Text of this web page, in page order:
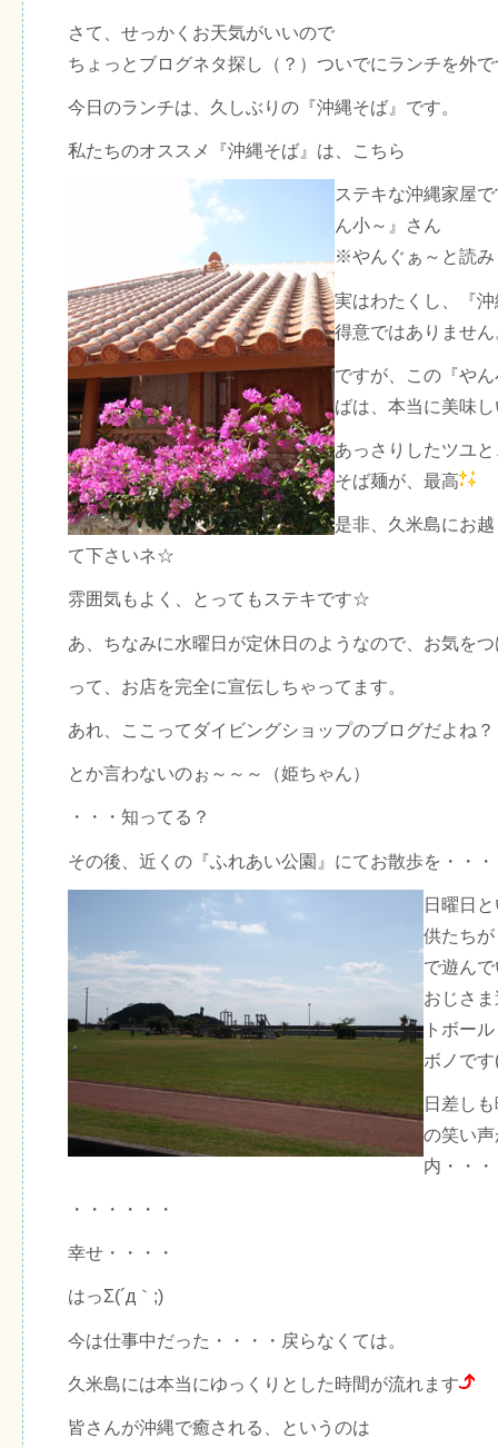
さて、せっかくお天気がいいので
ちょっとブログネタ探し（？）ついでにランチを外
今日のランチは、久しぶりの『沖縄そば』です。
私たちのオススメ『沖縄そば』は、こちら
ステキな沖縄家屋
ん小～』さん
※やんぐぁ～と読み
実はわたくし、『
得意ではありません
ですが、この『や
ばは、本当に美味
あっさりしたツユ
そば麺が、最高
是非、久米島にお
て下さいネ☆
雰囲気もよく、とってもステキです☆
あ、ちなみに水曜日が定休日のようなので、お気を
って、お店を完全に宣伝しちゃってます。
あれ、ここってダイビングショップのブログだよね？
とか言わないのぉ～～～（姫ちゃん）
・・・知ってる？
その後、近くの『ふれあい公園』にてお散歩を・・・
日曜日
供たち
で遊ん
おじさ
トボー
ボノです
日差し
の笑い
内・・・
・・・・・・
幸せ・・・・
はっΣ(´д｀;)
今は仕事中だった・・・・戻らなくては。
久米島には本当にゆっくりとした時間が流れます
皆さんが沖縄で癒される、というのは